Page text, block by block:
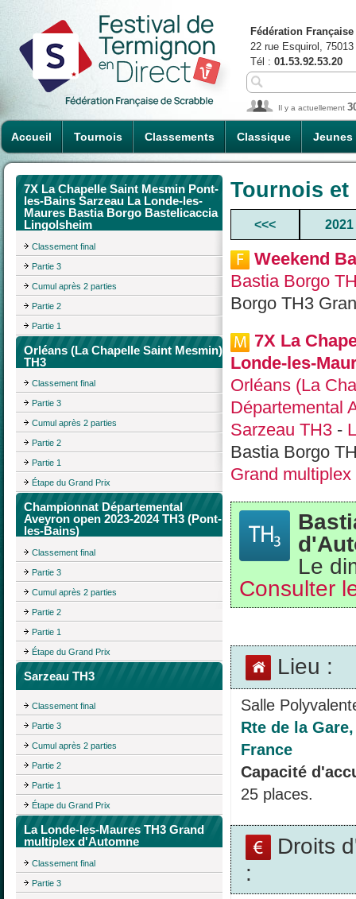
Accueil Tournois Classements Classique Jeunes
Fédération
22 rue Esquirol,
Tél : 01.53.92.53.20
Il y a actuellement
7X La Chapelle Saint Mesmin Pont-
les-Bains Sarzeau La Londe-les-
Maures Bastia Borgo Bastelicaccia
Lingolsheim
Classement final
Partie 3
Cumul après 2 parties
Partie 2
Partie 1
Orléans (La Chapelle Saint Mesmin)
TH3
Classement final
Partie 3
Cumul après 2 parties
Partie 2
Partie 1
Étape du Grand Prix
Championnat Départemental
Aveyron open 2023-2024 TH3 (Pont-
les-Bains)
Classement final
Partie 3
Cumul après 2 parties
Partie 2
Partie 1
Étape du Grand Prix
Sarzeau TH3
Classement final
Partie 3
Cumul après 2 parties
Partie 2
Partie 1
Étape du Grand Prix
La Londe-les-Maures TH3 Grand
multiplex d'Automne
Classement final
Partie 3
Tournois
<<< 2021
Weekend
Bastia Borgo
Borgo TH3
7X La
Londe-les-
Orléans (La
Départemental
Sarzeau TH3 -
Bastia Borgo
Grand
Le
Consulter
Lieu :
Salle
Rte de la
France
Capacité
25 places.
Droits
: